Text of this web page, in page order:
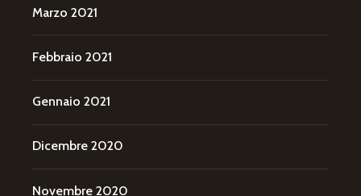
Marzo 2021
Febbraio 2021
Gennaio 2021
Dicembre 2020
Novembre 2020